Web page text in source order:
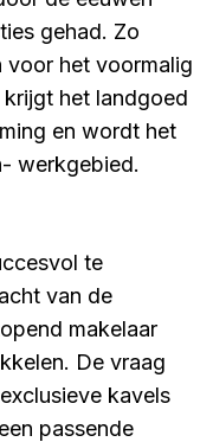
gehad. Zo
voor het voormalig
krijgt het landgoed
en wordt het
werkgebied.
te
van de
makelaar
De vraag
kavels
passende